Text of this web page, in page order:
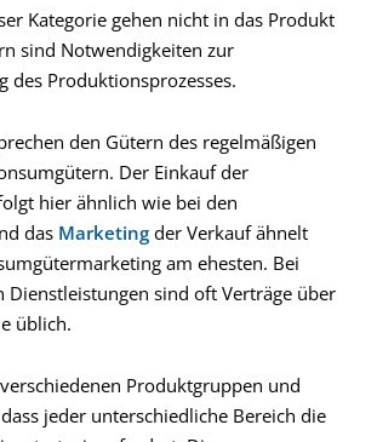
Kategorie gehen nicht in das Produkt
sind Notwendigkeiten zur
des Produktionsprozesses.
den Gütern des regelmäßigen
Der Einkauf der
hier ähnlich wie bei den
das Marketing der Verkauf ähnelt
am ehesten. Bei
Dienstleistungen sind oft Verträge über
üblich.
Produktgruppen und
jeder unterschiedliche Bereich die